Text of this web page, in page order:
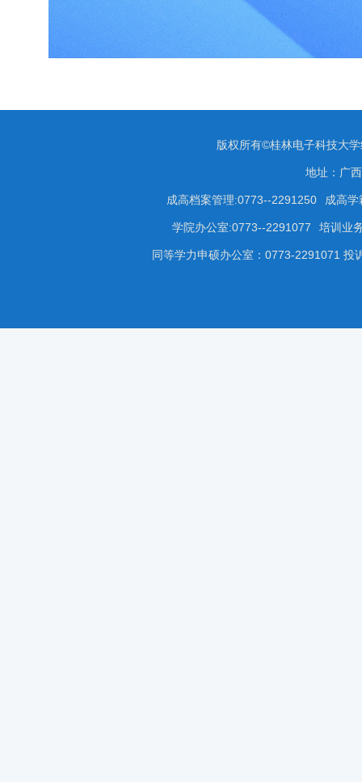
版权所有©桂林电子科技大
地址：广
成高档案管理:0773--2291250 成高
学院办公室:0773--2291077 培训业
同等学力申硕办公室：0773-2291071